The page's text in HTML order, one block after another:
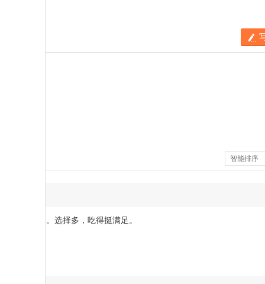
智能排序
菇汤够浓。选择多，吃得挺满足。